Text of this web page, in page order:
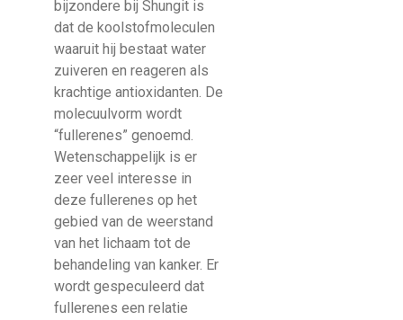
bijzondere bij Shungit is
dat de koolstofmoleculen
waaruit hij bestaat water
zuiveren en reageren als
krachtige antioxidanten. De
molecuulvorm wordt
“fullerenes” genoemd.
Wetenschappelijk is er
zeer veel interesse in
deze fullerenes op het
gebied van de weerstand
van het lichaam tot de
behandeling van kanker. Er
wordt gespeculeerd dat
fullerenes een relatie